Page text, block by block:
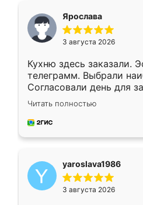
Ярослава
3 августа 2026
Кухню здесь заказали.
телеграмм. Выбрали
Согласовали день для
недели кухня была уже
довольны работой.
мебель за качественную
Читать полностью
yaroslava1986
3 августа 2026